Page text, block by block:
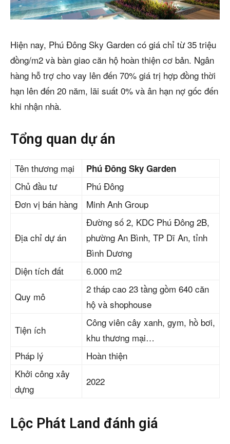
Hiện nay, Phú Đông Sky Garden có giá chỉ từ 35 triệu
đồng/m2 và bàn giao căn hộ hoàn thiện cơ bản. Ngân
hàng hỗ trợ cho vay lên đến 70% giá trị hợp đồng thời
hạn lên đến 20 năm, lãi suất 0% và ân hạn nợ gốc đến
khi nhận nhà.
Tổng quan dự án
Tên thương mại Phú Đông Sky Garden
Chủ đầu tư
Phú Đông
Đơn vị bán hàng
Minh Anh Group
Địa chỉ dự án
Đường số 2, KDC Phú Đông 2B,
phường An Bình, TP Dĩ An, tỉnh
Bình Dương
Diện tích đất
6.000 m2
Quy mô
2 tháp cao 23 tầng gồm 640 căn
hộ và shophouse
Tiện ích
Công viên cây xanh, gym, hồ bơi,
khu thương mại…
Pháp lý
Hoàn thiện
Khởi công xây
dựng
2022
Lộc Phát Land đánh giá